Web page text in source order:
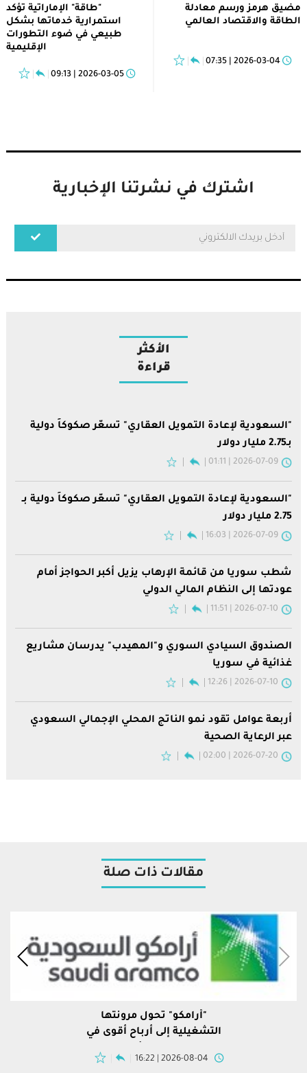
مضيق هرمز ورسم معادلة
الطاقة والاقتصاد العالمي
2026-03-04 | 07:35
"طاقة" الإماراتية تؤكد
استمرارية خدماتها بشكل
طبيعي في ضوء التطورات
الإقليمية
2026-03-05 | 09:13
اشترك في نشرتنا الإخبارية
الأكثر
قراءة
"السعودية لإعادة التمويل العقاري" تسعّر صكوكاً دولية
بـ2.75 مليار دولار
2026-07-09 | 01:11
"السعودية لإعادة التمويل العقاري" تسعّر صكوكاً دولية بـ
2.75 مليار دولار
2026-07-09 | 16:03
شطب سوريا من قائمة الإرهاب يزيل أكبر الحواجز أمام
عودتها إلى النظام المالي الدولي
2026-07-10 | 11:51
الصندوق السيادي السوري و"المهيدب" يدرسان مشاريع
غذائية في سوريا
2026-07-10 | 12:26
أربعة عوامل تقود نمو الناتج المحلي الإجمالي السعودي
عبر الرعاية الصحية
2026-07-20 | 02:00
مقالات ذات صلة
"أرامكو" تحول مرونتها
التشغيلية إلى أرباح أقوى في
2026-08-04 | 16:22